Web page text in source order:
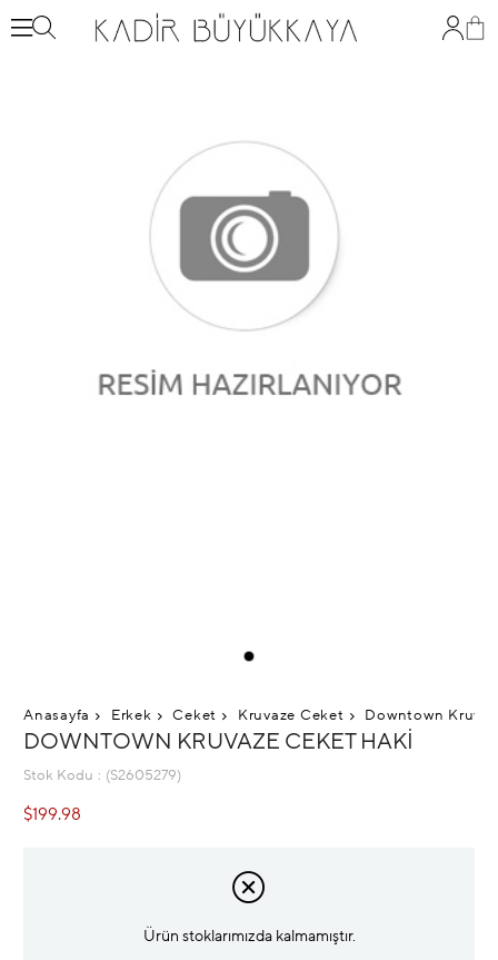
Anasayfa Erkek Ceket Kruvaze Ceket Downtown
DOWNTOWN KRUVAZE CEKET HAKI
Stok Kodu (S2605279)
$199.98
Ürün stoklarımızda kalmamıştır.